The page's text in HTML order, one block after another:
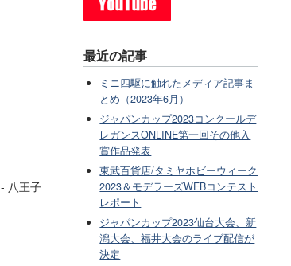
八王子
最近の記事
ミニ四駆に触れたメディア記事ま
とめ（2023年6月）
ジャパンカップ2023コンクールデ
レガンスONLINE第一回その他入
賞作品発表
東武百貨店/タミヤホビーウィーク
2023＆モデラーズWEBコンテスト
レポート
ジャパンカップ2023仙台大会、新
潟大会、福井大会のライブ配信が
決定